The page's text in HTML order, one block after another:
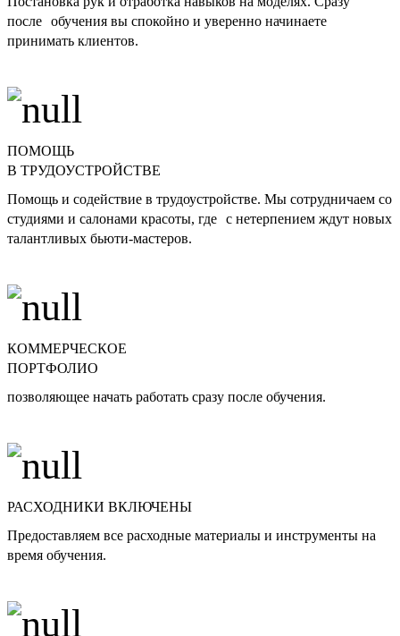
после обучения вы спокойно и уверенно начинаете
принимать клиентов.
ПОМОЩЬ
В ТРУДОУСТРОЙСТВЕ
Помощь и содействие в трудоустройстве. Мы сотрудничаем со
студиями и салонами красоты, где с нетерпением ждут новых
талантливых бьюти-мастеров.
КОММЕРЧЕСКОЕ
ПОРТФОЛИО
позволяющее начать работать сразу после обучения.
РАСХОДНИКИ ВКЛЮЧЕНЫ
Предоставляем все расходные материалы и инструменты на
время обучения.